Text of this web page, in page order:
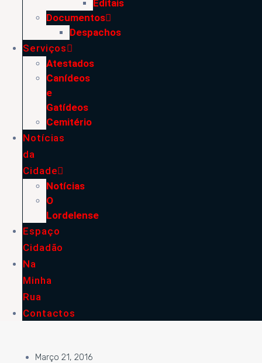
Editais
Documentos
Despachos
Serviços
Atestados
Canídeos
e
Gatídeos
Cemitério
Notícias
da
Cidade
Notícias
O
Lordelense
Espaço
Cidadão
Na
Minha
Rua
Contactos
Março 21, 2016